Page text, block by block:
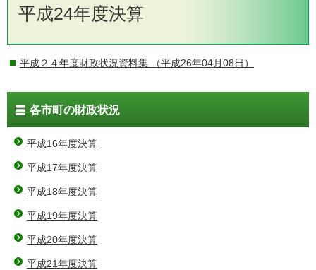
平成24年度決算
平成２４年度財政状況資料集 （平成26年04月08日）
各市町の財政状況
平成16年度決算
平成17年度決算
平成18年度決算
平成19年度決算
平成20年度決算
平成21年度決算